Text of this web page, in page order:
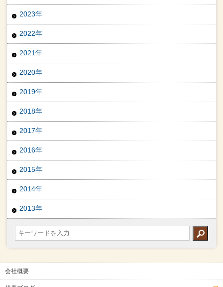
2023年
2022年
2021年
2020年
2019年
2018年
2017年
2016年
2015年
2014年
2013年
会社概要